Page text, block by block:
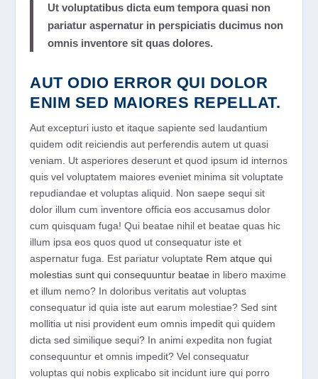
Ut voluptatibus dicta eum tempora quasi non
pariatur aspernatur in perspiciatis ducimus non
omnis inventore sit quas dolores.
AUT ODIO ERROR QUI DOLOR
ENIM SED MAIORES REPELLAT.
Aut excepturi iusto et itaque sapiente sed laudantium
quidem odit reiciendis aut perferendis autem ut quasi
veniam. Ut asperiores deserunt et quod ipsum id internos
quis vel voluptatem maiores eveniet minima sit voluptate
repudiandae et voluptas aliquid. Non saepe sequi sit
dolor illum cum inventore officia eos accusamus dolor
cum quisquam fuga! Qui beatae nihil et beatae quas hic
illum ipsa eos quos quod ut consequatur iste et
aspernatur fuga. Est pariatur voluptate Rem atque qui
molestias sunt qui consequuntur beatae in libero maxime
et illum nemo? In doloribus veritatis aut voluptas
consequatur id quia iste aut earum molestiae? Sed sint
mollitia ut nisi provident eum omnis impedit qui quidem
dicta sed similique sequi? In animi expedita non fugiat
consequuntur et omnis impedit? Vel consequatur
voluptas qui nobis explicabo sit incidunt iure qui porro